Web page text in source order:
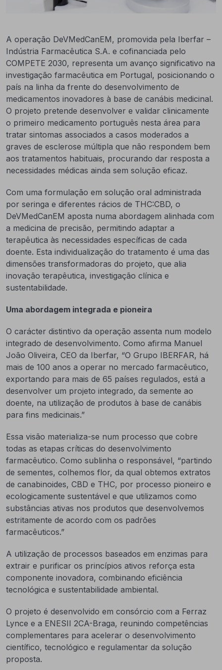
A operação DeVMedCanEM, promovida pela Iberfar –
Indústria Farmacêutica S.A. e cofinanciada pelo
COMPETE 2030, representa um avanço significativo na
investigação farmacêutica em Portugal, posicionando o
país na linha da frente do desenvolvimento de
medicamentos inovadores à base de canábis medicinal.
O projeto pretende desenvolver e validar clinicamente
o primeiro medicamento português nesta área para
tratar sintomas associados a casos moderados a
graves de esclerose múltipla que não respondem bem
aos tratamentos habituais, procurando dar resposta a
necessidades médicas ainda sem solução eficaz.
Com uma formulação em solução oral administrada
por seringa e diferentes rácios de THC:CBD, o
DeVMedCanEM aposta numa abordagem alinhada com
a medicina de precisão, permitindo adaptar a
terapêutica às necessidades específicas de cada
doente. Esta individualização do tratamento é uma das
dimensões transformadoras do projeto, que alia
inovação terapêutica, investigação clínica e
sustentabilidade.
Uma abordagem integrada e pioneira
O carácter distintivo da operação assenta num modelo
integrado de desenvolvimento. Como afirma Manuel
João Oliveira, CEO da Iberfar, “O Grupo IBERFAR, há
mais de 100 anos a operar no mercado farmacêutico,
exportando para mais de 65 países regulados, está a
desenvolver um projeto integrado, da semente ao
doente, na utilização de produtos à base de canábis
para fins medicinais.”
Essa visão materializa-se num processo que cobre
todas as etapas críticas do desenvolvimento
farmacêutico. Como sublinha o responsável, “partindo
de sementes, colhemos flor, da qual obtemos extratos
de canabinoides, CBD e THC, por processo pioneiro e
ecologicamente sustentável e que utilizamos como
substâncias ativas nos produtos que desenvolvemos
estritamente de acordo com os padrões
farmacêuticos.”
A utilização de processos baseados em enzimas para
extrair e purificar os princípios ativos reforça esta
componente inovadora, combinando eficiência
tecnológica e sustentabilidade ambiental.
O projeto é desenvolvido em consórcio com a Ferraz
Lynce e a ENESII 2CA-Braga, reunindo competências
complementares para acelerar o desenvolvimento
científico, tecnológico e regulamentar da solução
proposta.